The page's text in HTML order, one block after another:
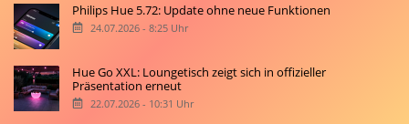
Philips Hue 5.72: Update ohne neue Funktionen
24.07.2026 - 8:25 Uhr
Hue Go XXL: Loungetisch zeigt sich in offizieller
Präsentation erneut
22.07.2026 - 10:31 Uhr